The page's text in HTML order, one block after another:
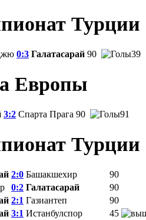
Турции
0:3 Галатасарай 90 39
Европы
3:2 Спарта Прага 90 91
Турции
2:0 Башакшехир
90
0:2 Галатасарай
90
2:1 Газиантеп
90
3:1 Истанбулспор
45